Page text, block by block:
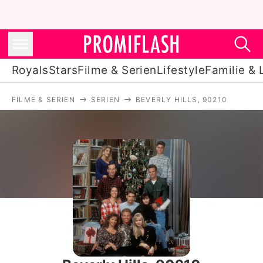
RoyalsStarsFilme & SerienLifestyleFamilie &
Filme & Serien
Lifestyle
Familie & Liebe
Promiflash Exklusiv
FILME & SERIEN SERIEN BEVERLY HILLS, 90210